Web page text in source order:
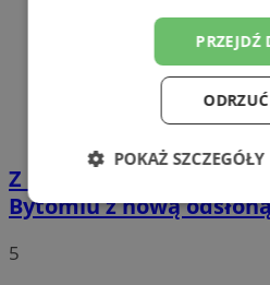
Z rzeźbami po imieniu –
Bytomiu z nową
5
PRZEJDŹ
POKAŻ SZCZEGÓŁY
Niezbędne